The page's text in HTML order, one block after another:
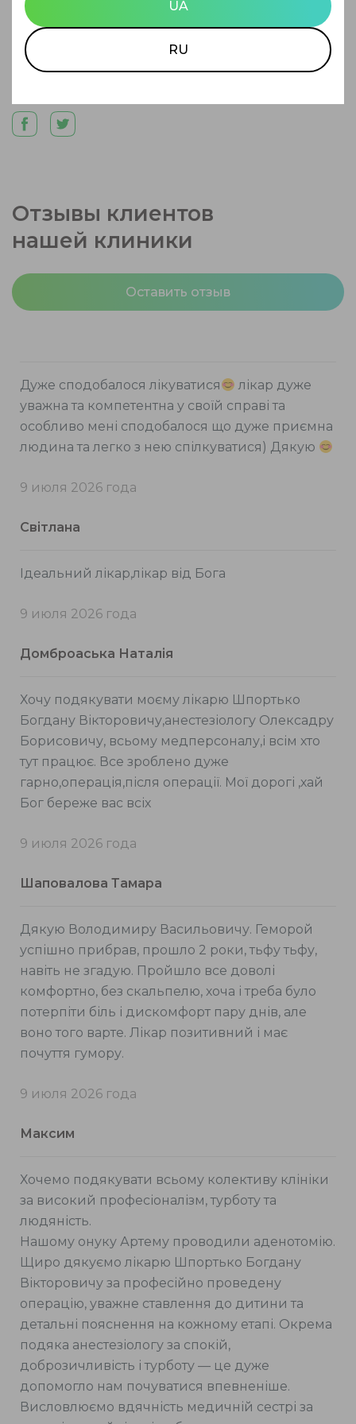
Автор статьи:
Валерия Сергеевна
Отзывы клиентов
нашей клиники
Оставить отзыв
Дуже сподобалося лікуватися
лікар дуже
уважна та компетентна у своїй справі та
особливо мені сподобалося що дуже приємна
людина та легко з нею спілкуватися) Дякую
9 июля 2026 года
Світлана
Ідеальний лікар,лікар від Бога
9 июля 2026 года
Домброаська Наталія
Хочу подякувати моєму лікарю Шпортько
Богдану Вікторовичу,анестезіологу Олексадру
Борисовичу, всьому медперсоналу,і всім хто
тут працює. Все зроблено дуже
гарно,операція,після операції. Мої дорогі ,хай
Бог береже вас всіх
9 июля 2026 года
Шаповалова Тамара
Дякую Володимиру Васильовичу. Геморой
успішно прибрав, прошло 2 роки, тьфу тьфу,
навіть не згадую. Пройшло все доволі
комфортно, без скальпелю, хоча і треба було
потерпіти біль і дискомфорт пару днів, але
воно того варте. Лікар позитивний і має
почуття гумору.
9 июля 2026 года
Максим
Хочемо подякувати всьому колективу клініки
за високий професіоналізм, турботу та
людяність.
Нашому онуку Артему проводили аденотомію.
Щиро дякуємо лікарю Шпортько Богдану
Вікторовичу за професійно проведену
операцію, уважне ставлення до дитини та
детальні пояснення на кожному етапі. Окрема
подяка анестезіологу за спокій,
доброзичливість і турботу — це дуже
допомогло нам почуватися впевненіше.
Висловлюємо вдячність медичній сестрі за
UA
RU